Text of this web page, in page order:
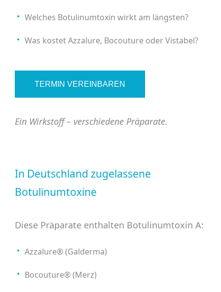
Welches Botulinumtoxin wirkt am längsten?
Was kostet Azzalure, Bocouture oder Vistabel?
TERMIN VEREINBAREN
Ein Wirkstoff – verschiedene Präparate.
In Deutschland zugelassene
Botulinumtoxine
Diese Präparate enthalten Botulinumtoxin A:
Azzalure® (Galderma)
Bocouture® (Merz)